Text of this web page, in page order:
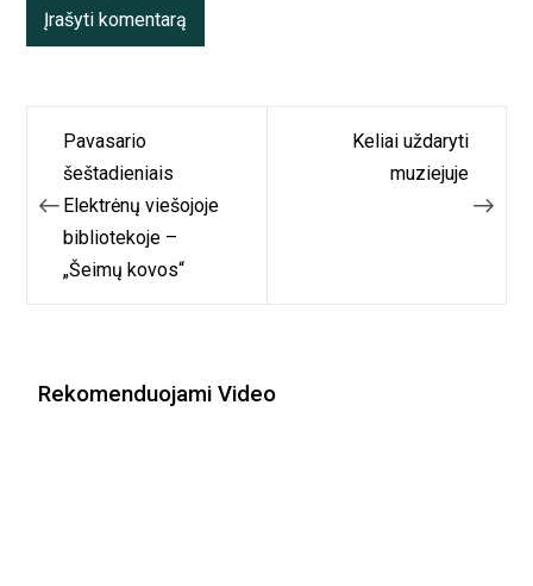
Navigacija
tarp
įrašų
Pavasario
šeštadieniais
Elektrėnų viešojoje
bibliotekoje –
„Šeimų kovos“
Keliai uždaryti
muziejuje
Rekomenduojami Video